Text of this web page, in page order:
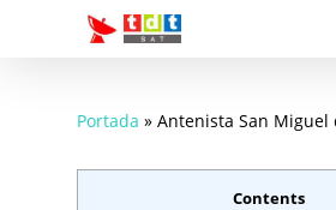
Portada » Antenista San Miguel
Contents